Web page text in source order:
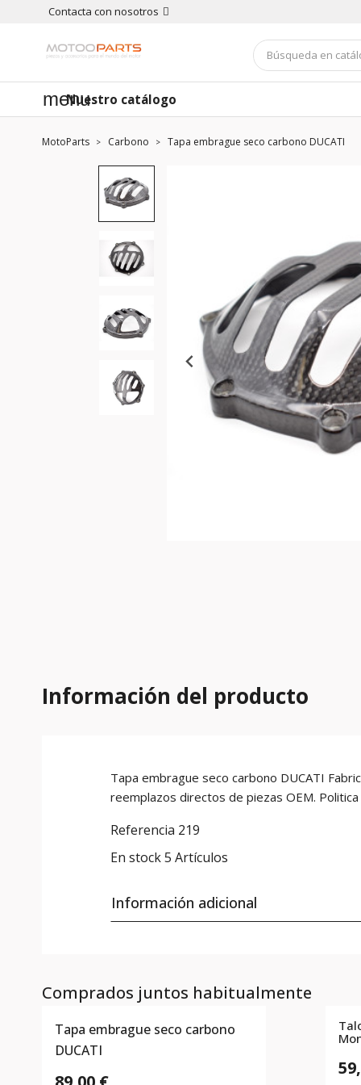
Contacta con nosotros
menuNuestro catálogo
MotoParts Carbono Tapa embrague seco carbono DUCATI
Información del producto
Tapa embrague seco carbono DUCATI
reemplazos directos de piezas OEM.
Referencia 219
En stock5 Artículos
Información adicional
Comprados juntos habitualmente
Tapa embrague seco carbono
DUCATI